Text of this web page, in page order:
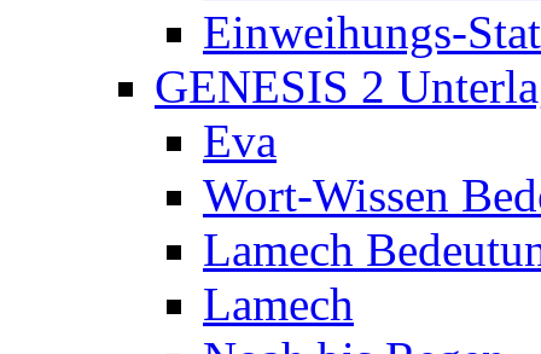
Einweihungs-
GENESIS 2
Eva
Wort-Wissen
Lamech
Lamech